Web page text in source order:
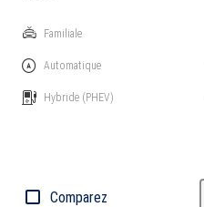
Familiale
Automatique
Hybride (PHEV)
Comparez